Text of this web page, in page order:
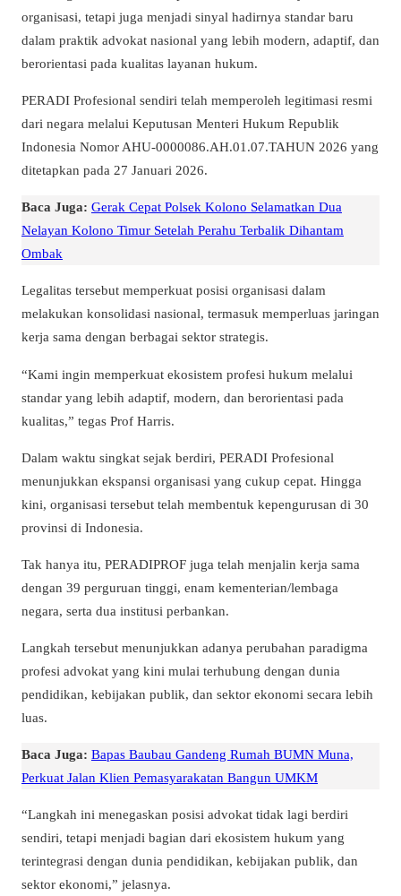
organisasi, tetapi juga menjadi sinyal hadirnya standar baru
dalam praktik advokat nasional yang lebih modern, adaptif, dan
berorientasi pada kualitas layanan hukum.
PERADI Profesional sendiri telah memperoleh legitimasi resmi
dari negara melalui Keputusan Menteri Hukum Republik
Indonesia Nomor AHU-0000086.AH.01.07.TAHUN 2026 yang
ditetapkan pada 27 Januari 2026.
Baca Juga: Gerak Cepat Polsek Kolono Selamatkan Dua
Nelayan Kolono Timur Setelah Perahu Terbalik Dihantam
Ombak
Legalitas tersebut memperkuat posisi organisasi dalam
melakukan konsolidasi nasional, termasuk memperluas jaringan
kerja sama dengan berbagai sektor strategis.
“Kami ingin memperkuat ekosistem profesi hukum melalui
standar yang lebih adaptif, modern, dan berorientasi pada
kualitas,” tegas Prof Harris.
Dalam waktu singkat sejak berdiri, PERADI Profesional
menunjukkan ekspansi organisasi yang cukup cepat. Hingga
kini, organisasi tersebut telah membentuk kepengurusan di 30
provinsi di Indonesia.
Tak hanya itu, PERADIPROF juga telah menjalin kerja sama
dengan 39 perguruan tinggi, enam kementerian/lembaga
negara, serta dua institusi perbankan.
Langkah tersebut menunjukkan adanya perubahan paradigma
profesi advokat yang kini mulai terhubung dengan dunia
pendidikan, kebijakan publik, dan sektor ekonomi secara lebih
luas.
Baca Juga: Bapas Baubau Gandeng Rumah BUMN Muna,
Perkuat Jalan Klien Pemasyarakatan Bangun UMKM
“Langkah ini menegaskan posisi advokat tidak lagi berdiri
sendiri, tetapi menjadi bagian dari ekosistem hukum yang
terintegrasi dengan dunia pendidikan, kebijakan publik, dan
sektor ekonomi,” jelasnya.